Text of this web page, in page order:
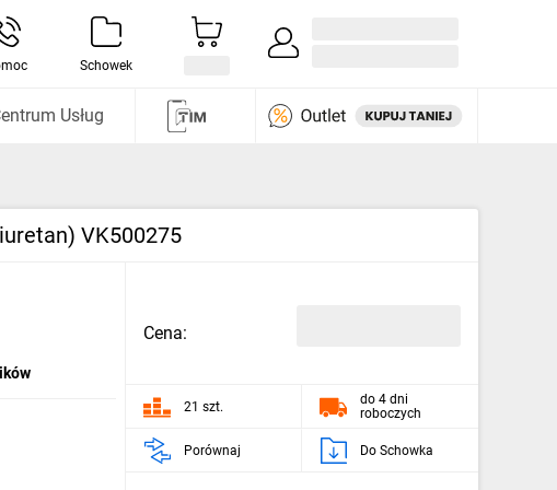
Schowek
Usług
VK500275
Cena:
21 szt.
do 4 dni
roboczych
Porównaj Do Schowka